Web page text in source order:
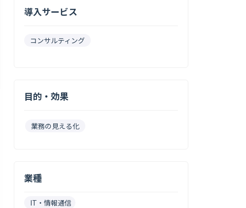
導入サービス
コンサルティング
目的・効果
業務の見える化
業種
IT・情報通信